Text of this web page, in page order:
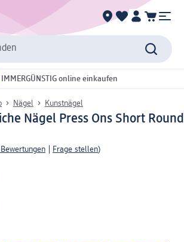
IMMERGÜNSTIG online einkaufen
Nägel Kunstnägel
Nägel Press Ons Short Round
Frage stellen)